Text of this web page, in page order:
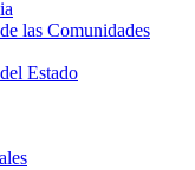
las Comunidades
Estado